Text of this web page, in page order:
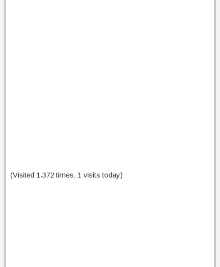
(Visited 1.372 times, 1 visits today)